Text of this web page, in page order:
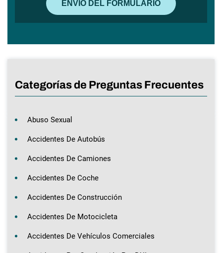
Categorías de Preguntas Frecuentes
Abuso Sexual
Accidentes De Autobús
Accidentes De Camiones
Accidentes De Coche
Accidentes De Construcción
Accidentes De Motocicleta
Accidentes De Vehículos Comerciales